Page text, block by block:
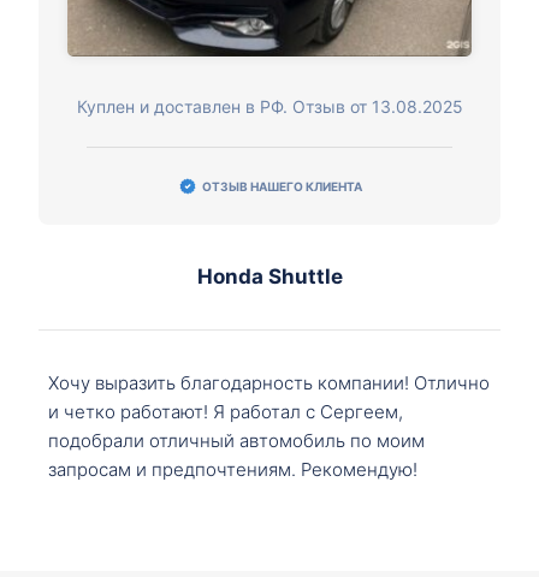
Куплен и доставлен в РФ. Отзыв от 13.08.2025
ОТЗЫВ НАШЕГО КЛИЕНТА
Honda Shuttle
Хочу выразить благодарность компании! Отлично
и четко работают! Я работал с Сергеем,
подобрали отличный автомобиль по моим
запросам и предпочтениям. Рекомендую!